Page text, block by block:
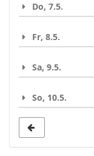
Do, 7.5.
Fr, 8.5.
Sa, 9.5.
So, 10.5.